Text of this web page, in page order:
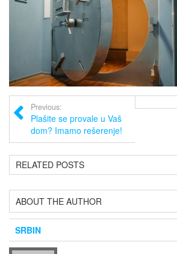
Previous:
Plašite se provale u Vaš
dom? Imamo rešerenje!
RELATED POSTS
ABOUT THE AUTHOR
SRBIN